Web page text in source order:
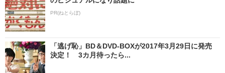
PR(ねとらぼ)
「逃げ恥」BD＆DVD-BOXが2017年3月29日に発売
決定！ 3カ月待ったら...